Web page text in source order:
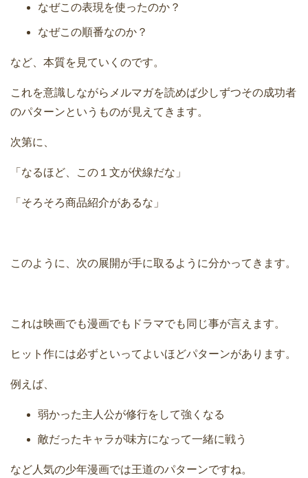
なぜこの表現を使ったのか？
なぜこの順番なのか？
など、本質を見ていくのです。
これを意識しながらメルマガを読めば少しずつその成功者
のパターンというものが見えてきます。
次第に、
「なるほど、この１文が伏線だな」
「そろそろ商品紹介があるな」
このように、次の展開が手に取るように分かってきます。
これは映画でも漫画でもドラマでも同じ事が言えます。
ヒット作には必ずといってよいほどパターンがあります。
例えば、
弱かった主人公が修行をして強くなる
敵だったキャラが味方になって一緒に戦う
など人気の少年漫画では王道のパターンですね。